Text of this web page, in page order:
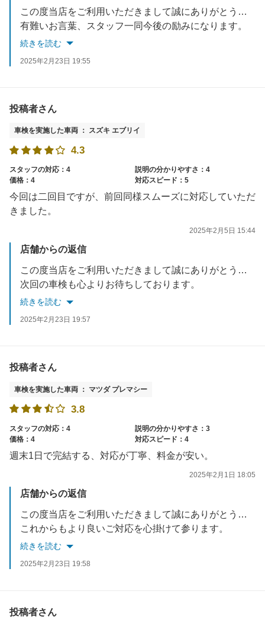
この度当店をご利用いただきまして誠にありがとうございました。
有難いお言葉、スタッフ一同今後の励みになります。
お車の事で何かご相談等御座いましたらいつでもお声がけください。
続きを読む
2025年2月23日 19:55
投稿者さん
車検を実施した車両 ： スズキ エブリイ
4.3
スタッフの対応：4
説明の分かりやすさ：4
価格：4
対応スピード：5
今回は二回目ですが、前回同様スムーズに対応していただ
きました。
2025年2月5日 15:44
店舗からの返信
この度当店をご利用いただきまして誠にありがとうございました。
次回の車検も心よりお待ちしております。
続きを読む
2025年2月23日 19:57
投稿者さん
車検を実施した車両 ： マツダ プレマシー
3.8
スタッフの対応：4
説明の分かりやすさ：3
価格：4
対応スピード：4
週末1日で完結する、対応が丁寧、料金が安い。
2025年2月1日 18:05
店舗からの返信
この度当店をご利用いただきまして誠にありがとうございました。
これからもより良いご対応を心掛けて参ります。
またのご来店お待ちしております。
続きを読む
2025年2月23日 19:58
投稿者さん